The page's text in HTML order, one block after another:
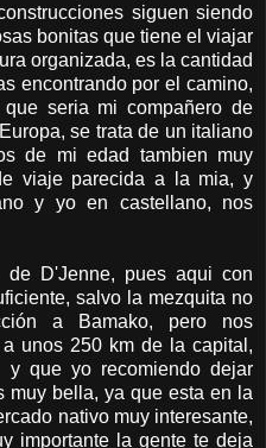
siguen siendo
bonitas que tiene el viajar
organizada, es la cantidad
encontrando por el camino,
seria mi compañero de
se trata de un italiano
de mi edad tambien muy
viaje parecida a la mia, y
y yo en castellano, nos
D'Jenne, pues aqui con
salvo la mezquita no
a Bamako, pero nos
unos 250 km de la capital,
y que yo recomiendo dejar
muy bella, ya que esta en la
nativo muy interesante,
importante la gente te deja